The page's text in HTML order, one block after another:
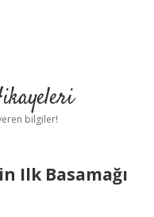
bilgiler!
Ilk Basamağı